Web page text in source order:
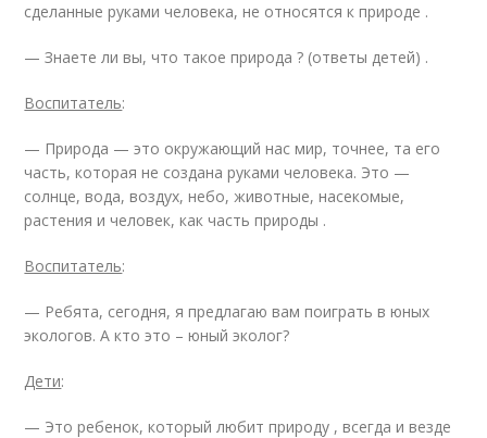
сделанные руками человека, не относятся к природе .
— Знаете ли вы, что такое природа ? (ответы детей) .
Воспитатель:
— Природа — это окружающий нас мир, точнее, та его
часть, которая не создана руками человека. Это —
солнце, вода, воздух, небо, животные, насекомые,
растения и человек, как часть природы .
Воспитатель:
— Ребята, сегодня, я предлагаю вам поиграть в юных
экологов. А кто это – юный эколог?
Дети:
— Это ребенок, который любит природу , всегда и везде